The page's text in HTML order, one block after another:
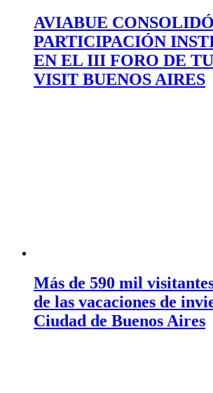
AVIABUE
PARTICIPACIÓN
EN EL III FORO DE
VISIT BUENOS AIRES
Más de 590 mil
de las vacaciones de
Ciudad de Buenos Aires